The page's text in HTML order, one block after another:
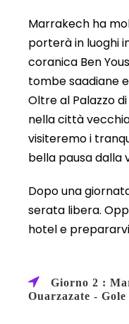
Marrakech ha
porterà in luoghi
coranica Ben
tombe saadiane
Oltre al Palazzo
nella città
visiteremo i
bella pausa dalla
Dopo una
serata libera.
hotel e
Giorno 2 :
Ouarzazate - Gole